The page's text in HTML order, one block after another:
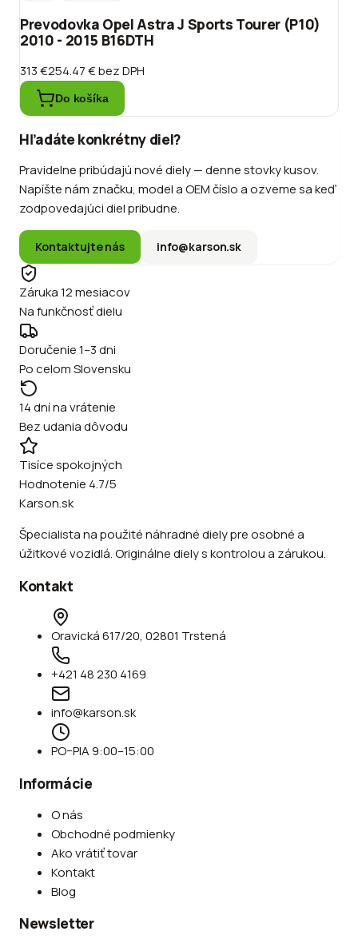
Prevodovka Opel Astra J Sports Tourer (P10)
2010 - 2015 B16DTH
313 €254.47 €bez DPH
Do košíka
Hľadáte konkrétny diel?
Pravidelne pribúdajú nové diely — denne stovky kusov.
Napíšte nám značku, model a OEM číslo a ozveme sa keď
zodpovedajúci diel pribudne.
Kontaktujte nás info@karson.sk
Záruka 12 mesiacov
Na funkčnosť dielu
Doručenie 1–3 dni
Po celom Slovensku
14 dní na vrátenie
Bez udania dôvodu
Tisíce spokojných
Hodnotenie 4.7/5
Karson.sk
Špecialista na použité náhradné diely pre osobné a
úžitkové vozidlá. Originálne diely s kontrolou a zárukou.
Kontakt
Oravická 617/20, 02801 Trstená
+421 48 230 4169
info@karson.sk
PO–PIA 9:00–15:00
Informácie
O nás
Obchodné podmienky
Ako vrátiť tovar
Kontakt
Blog
Newsletter